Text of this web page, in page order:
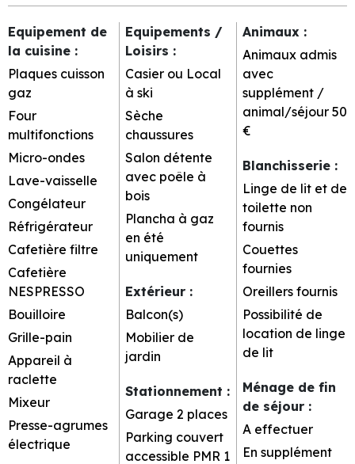
Equipement de
la cuisine :
Plaques cuisson
gaz
Four
multifonctions
Micro-ondes
Lave-vaisselle
Congélateur
Réfrigérateur
Cafetière filtre
Cafetière
NESPRESSO
Bouilloire
Grille-pain
Appareil à
raclette
Mixeur
Presse-agrumes
électrique
Equipements /
Loisirs :
Casier ou Local
à ski
Sèche
chaussures
Salon détente
avec poêle à
bois
Plancha à gaz
en été
uniquement
Extérieur :
Balcon(s)
Mobilier de
jardin
Stationnement :
Garage 2 places
Parking couvert
accessible PMR 1
Animaux :
Animaux admis
avec
supplément /
animal/séjour 50
€
Blanchisserie :
Linge de lit et de
toilette non
fournis
Couettes
fournies
Oreillers fournis
Possibilité de
location de linge
de lit
Ménage de fin
de séjour :
A effectuer
En supplément